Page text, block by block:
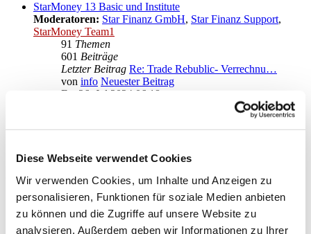
Diese Webseite verwendet Cookies
Wir verwenden Cookies, um Inhalte und Anzeigen zu
personalisieren, Funktionen für soziale Medien anbieten
zu können und die Zugriffe auf unsere Website zu
analysieren. Außerdem geben wir Informationen zu Ihrer
StarMoney 13 Basic und Institute
Moderatoren: Star Finanz GmbH, Star Finanz Support,
StarMoney Team1
91 Themen
601 Beiträge
Letzter Beitrag Re: Trade Rebublic- Verrechnu…
von info Neuester Beitrag
Fr., 26. Jul 2024 06:18
Anregungen und Wünsche zu StarMoney 13 Basic
Moderatoren: Star Finanz GmbH,Star Finanz Support,
Gehe zu
Star Finanz GmbH
↳ Ankündigungen der Star Finanz GmbH
↳ Inhalte OnlineUpdates (Produktaktualisierungen)